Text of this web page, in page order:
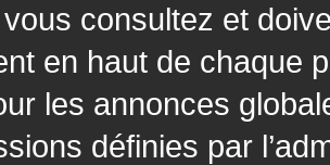
consultez et
en haut de chaque
les annonces
définies par